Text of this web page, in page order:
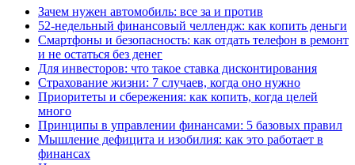
Зачем нужен автомобиль: все за и против
52-недельный финансовый челлендж: как копить деньги
Смартфоны и безопасность: как отдать телефон в ремонт
и не остаться без денег
Для инвесторов: что такое ставка дисконтирования
Страхование жизни: 7 случаев, когда оно нужно
Приоритеты и сбережения: как копить, когда целей
много
Принципы в управлении финансами: 5 базовых правил
Мышление дефицита и изобилия: как это работает в
финансах